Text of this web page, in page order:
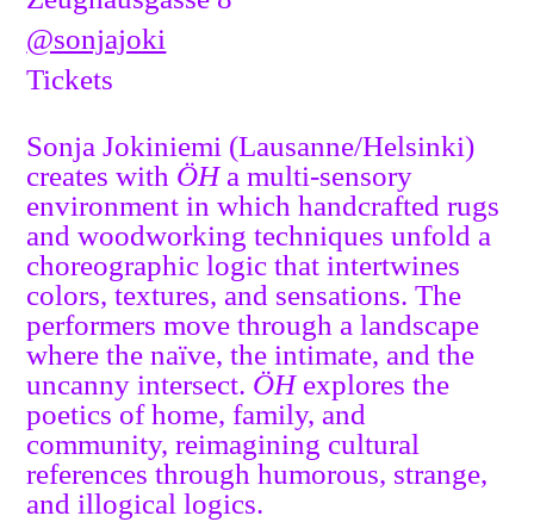
@sonjajoki
Tickets
Sonja Jokiniemi (Lausanne/Helsinki)
creates with ÖHa multi-sensory
environment in which handcrafted rugs
and woodworking techniques unfold a
choreographic logic that intertwines
colors, textures, and sensations. The
performers move through a landscape
where the naïve, the intimate, and the
uncanny intersect. ÖHexplores the
poetics of home, family, and
community, reimagining cultural
references through humorous, strange,
and illogical logics.